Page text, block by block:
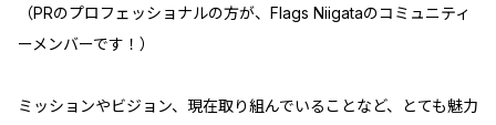
（PRのプロフェッショナルの方が、Flags Niigataのコミュニティ
ーメンバーです！）
ミッションやビジョン、現在取り組んでいることなど、とても魅力